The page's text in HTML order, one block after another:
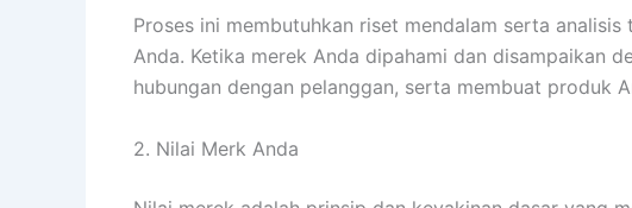
Proses ini membutuhkan riset mendalam serta
Anda. Ketika merek Anda dipahami dan disampaikan
hubungan dengan pelanggan, serta membuat produk
2. Nilai Merk Anda